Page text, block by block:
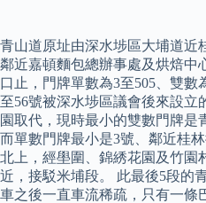
青山道原址由深水埗區大埔道近
鄰近嘉頓麵包總辦事處及烘焙中
口止，門牌單數為3至505、雙數
至56號被深水埗區議會後來設立
園取代，現時最小的雙數門牌是
而單數門牌最小是3號、鄰近桂
北上，經壆圍、錦綉花園及竹園
近，接駁米埔段。 此最後5段的
車之後一直車流稀疏，只有一條